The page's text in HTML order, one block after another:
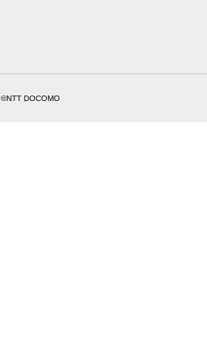
©NTT DOCOMO